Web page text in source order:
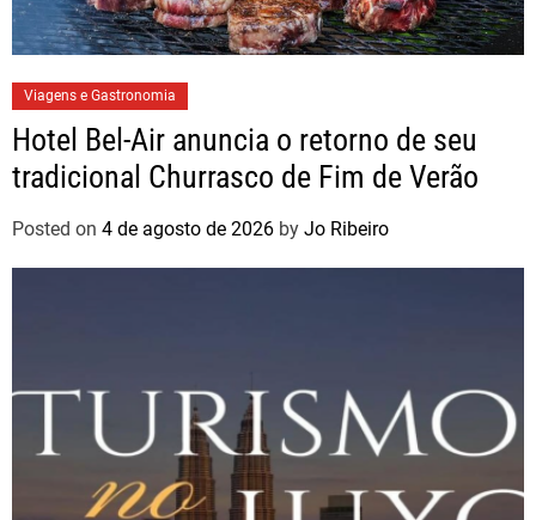
Viagens e Gastronomia
Hotel Bel-Air anuncia o retorno de seu
tradicional Churrasco de Fim de Verão
Posted on 4 de agosto de 2026 by Jo Ribeiro